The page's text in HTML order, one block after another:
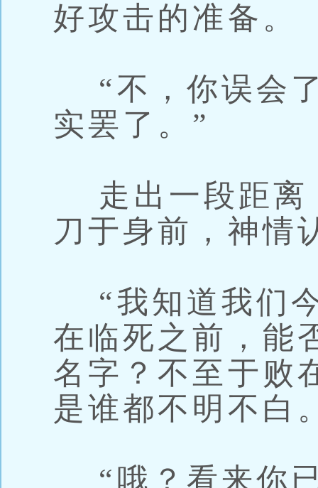
好攻击的准备。
“不，你误会
实罢了。”
走出一段距离
刀于身前，神情
“我知道我们
在临死之前，能
名字？不至于败
是谁都不明不白
“哦？看来你